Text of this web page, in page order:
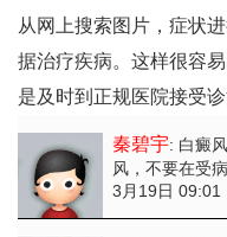
从网上搜索图片，症状
据治疗疾病。这样很容
是及时到正规医院接受诊
秦碧宇: 白癜
风，不要在受
3月19日 09:01